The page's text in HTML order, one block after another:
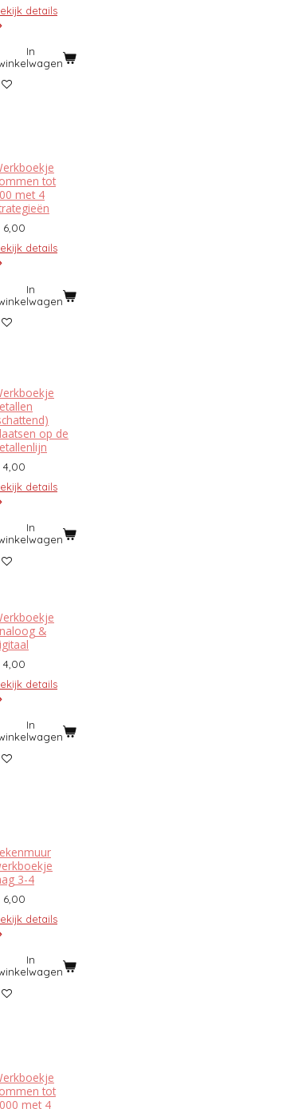
details
In
tot
met 4
6,00
details
In
op de
4,00
details
In
&
4,00
details
In
3-4
6,00
details
In
tot
met 4